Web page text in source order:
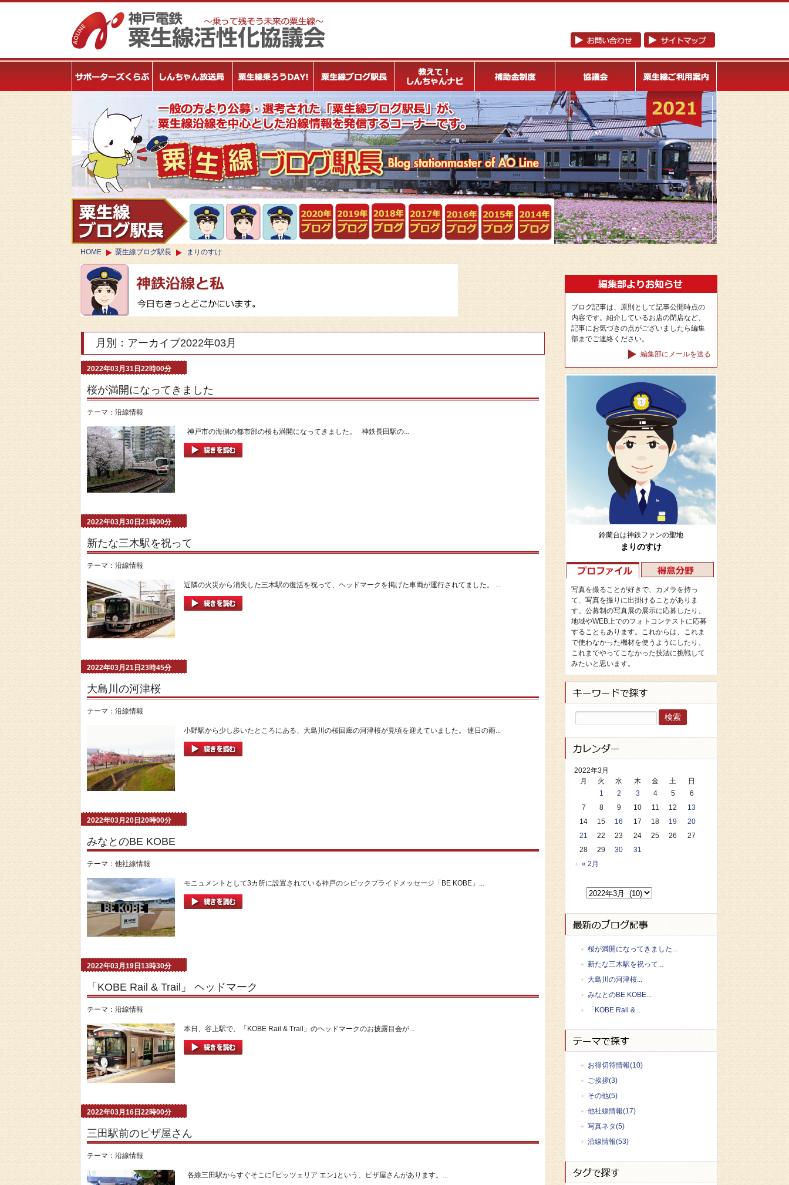
HOME 粟生線ブログ駅長 まりのすけ
月別：アーカイブ2022年03月
2022年03月31日22時00分
桜が満開になってきました
テーマ： 沿線情報
神戸市の海側の都市部の桜も満開になってきました。 神鉄長田駅の...
2022年03月30日21時00分
新たな三木駅を祝って
テーマ： 沿線情報
近隣の火災から消失した三木駅の復活を祝って、ヘッドマークを掲げた車両が運行されてました。 ...
2022年03月21日23時45分
大島川の河津桜
テーマ： 沿線情報
小野駅から少し歩いたところにある、大島川の桜回廊の河津桜が見頃を迎えていました。 連日の雨...
2022年03月20日20時00分
みなとのBE KOBE
テーマ： 他社線情報
モニュメントとして3カ所に設置されている神戸のシビックプライドメッセージ「BE KOBE」...
2022年03月19日13時30分
「KOBE Rail & Trail」 ヘッドマーク
テーマ： 沿線情報
本日、谷上駅で、「KOBE Rail & Trail」のヘッドマークのお披露目会が...
2022年03月16日22時00分
三田駅前のピザ屋さん
テーマ： 沿線情報
各線三田駅からすぐそこに｢ピッツェリア エン｣という、ピザ屋さんがあります。...
ブログ記事は、原則として記事公開時点の
内容です。紹介しているお店の閉店など、
記事にお気づきの点がございましたら編集
部までご連絡ください。
編集部にメールを送る
鈴蘭台は神鉄ファンの聖地
まりのすけ
写真を撮ることが好きで、カメラを持っ
て、写真を撮りに出掛けることがありま
す。公募制の写真展の展示に応募したり、
地域やWEB上でのフォトコンテストに応募
することもあります。これからは、これま
で使わなかった機材を使うようにしたり、
これまでやってこなかった技法に挑戦して
みたいと思います。
検
索:
2022年3月
月
火 水 木 金 土
日
1
2 3 4 5
6
7
8 9 10 11 12
13
14
15 16 17 18 19
20
21
22 23 24 25 26
27
28
29 30
31
« 2月
桜が満開になってきました...
新たな三木駅を祝って...
大島川の河津桜...
みなとのBE KOBE...
「KOBE Rail &...
お得切符情報(10)
ご挨拶(3)
その他(5)
他社線情報(17)
写真ネタ(5)
沿線情報(53)